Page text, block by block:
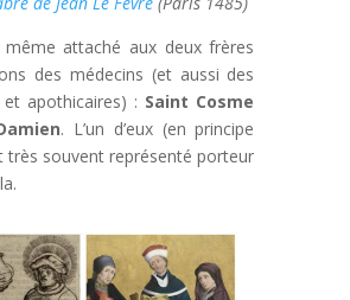
même attaché aux deux frères
des médecins (et aussi des
et apothicaires) : Saint Cosme
. L’un d’eux (en principe
très souvent représenté porteur